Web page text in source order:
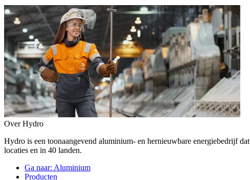
Over Hydro
Hydro is een toonaangevend aluminium- en hernieuwbare energiebedrijf
locaties en in 40 landen.
Ga naar: Aluminium
Producten